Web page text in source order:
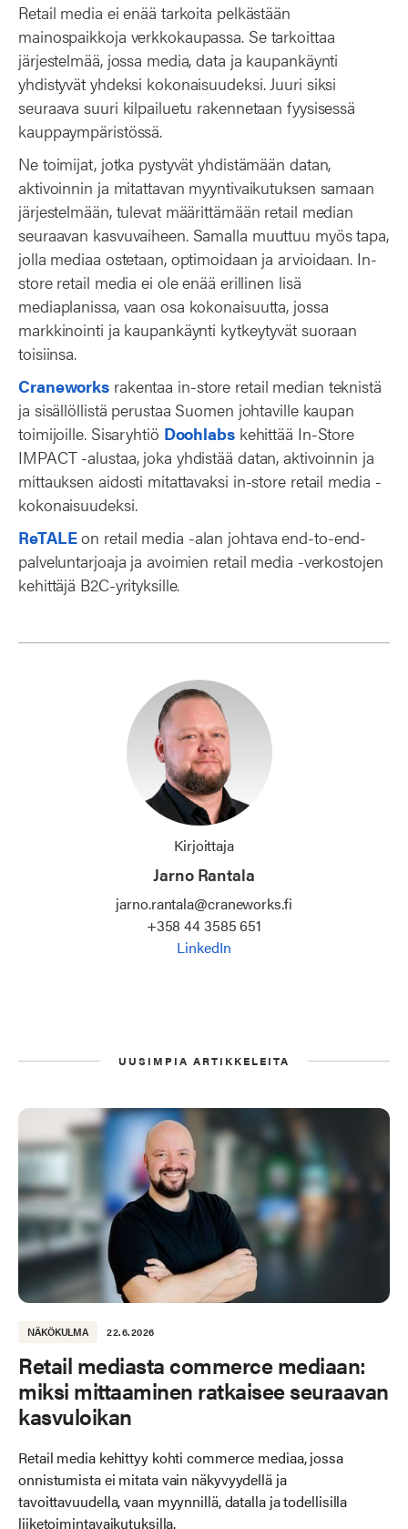
Retail media ei enää tarkoita pelkästään
mainospaikkoja verkkokaupassa. Se tarkoittaa
järjestelmää, jossa media, data ja kaupankäynti
yhdistyvät yhdeksi kokonaisuudeksi. Juuri siksi
seuraava suuri kilpailuetu rakennetaan fyysisessä
kauppaympäristössä.
Ne toimijat, jotka pystyvät yhdistämään datan,
aktivoinnin ja mitattavan myyntivaikutuksen samaan
järjestelmään, tulevat määrittämään retail median
seuraavan kasvuvaiheen. Samalla muuttuu myös tapa,
jolla mediaa ostetaan, optimoidaan ja arvioidaan. In-
store retail media ei ole enää erillinen lisä
mediaplanissa, vaan osa kokonaisuutta, jossa
markkinointi ja kaupankäynti kytkeytyvät suoraan
toisiinsa.
Craneworks rakentaa in-store retail median teknistä
ja sisällöllistä perustaa Suomen johtaville kaupan
toimijoille. Sisaryhtiö Doohlabskehittää In-Store
IMPACT -alustaa, joka yhdistää datan, aktivoinnin ja
mittauksen aidosti mitattavaksi in-store retail media -
kokonaisuudeksi.
ReTALEon retail media -alan johtava end-to-end-
palveluntarjoaja ja avoimien retail media -verkostojen
kehittäjä B2C-yrityksille.
Kirjoittaja
Jarno Rantala
jarno.rantala@craneworks.fi
+358 44 3585 651
LinkedIn
UUSIMPIA ARTIKKELEITA
NÄKÖKULMA 22.6.2026
Retail mediasta commerce mediaan:
miksi mittaaminen ratkaisee seuraavan
kasvuloikan
Retail media kehittyy kohti commerce mediaa, jossa
onnistumista ei mitata vain näkyvyydellä ja
tavoittavuudella, vaan myynnillä, datalla ja todellisilla
liiketoimintavaikutuksilla.